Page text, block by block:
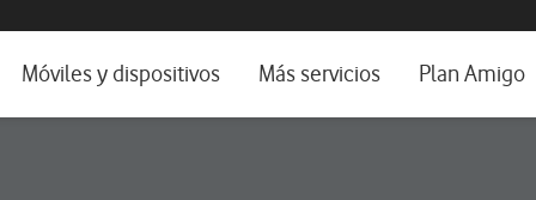
e idioma
Móviles y dispositivos Más servicios Plan Amigo